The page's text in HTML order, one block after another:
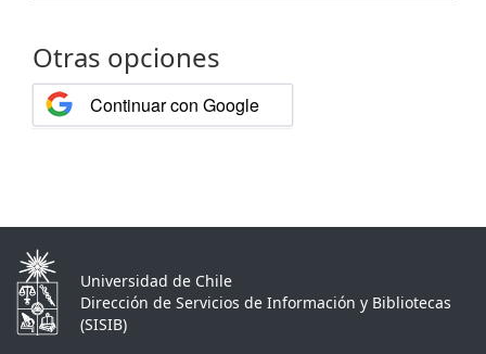
Otras opciones
Continuar con Google
Universidad de Chile
Dirección de Servicios de Información y Bibliotecas
(SISIB)